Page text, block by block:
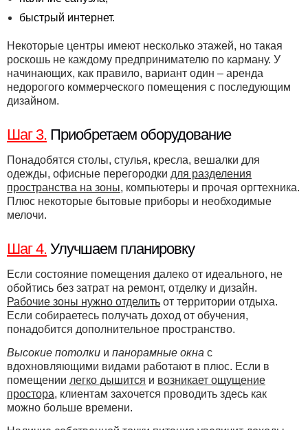
быстрый интернет.
Некоторые центры имеют несколько этажей, но такая
роскошь не каждому предпринимателю по карману. У
начинающих, как правило, вариант один – аренда
недорогого коммерческого помещения с последующим
дизайном.
Шаг 3. Приобретаем оборудование
Понадобятся столы, стулья, кресла, вешалки для
одежды, офисные перегородки для разделения
пространства на зоны, компьютеры и прочая оргтехника.
Плюс некоторые бытовые приборы и необходимые
мелочи.
Шаг 4. Улучшаем планировку
Если состояние помещения далеко от идеального, не
обойтись без затрат на ремонт, отделку и дизайн.
Рабочие зоны нужно отделить от территории отдыха.
Если собираетесь получать доход от обучения,
понадобится дополнительное пространство.
Высокие потолки и панорамные окна с
вдохновляющими видами работают в плюс. Если в
помещении легко дышится и возникает ощущение
простора, клиентам захочется проводить здесь как
можно больше времени.